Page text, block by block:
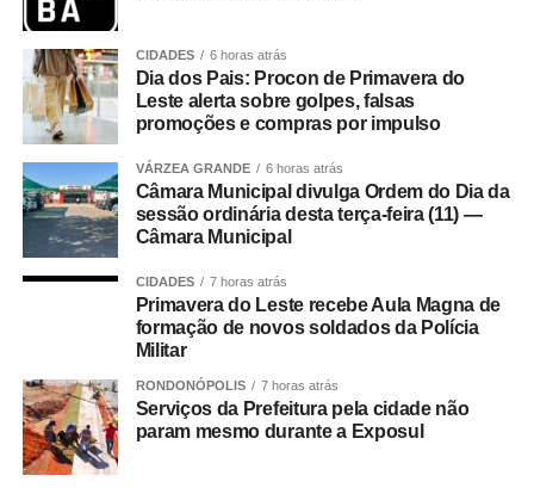
Souza (que se casou há cinco dias) e Lukas Bergmann,
ainda não liberado pelo departamento médico -o atleta se
recupera de uma lesão na coluna, ocorrida no fim de
2025. A única novidade no elenco que competiu nas
primeiras semanas do torneio é a inclusão do ponteiro
Maicon na lista de Bernardinho.
[Post Instagram]
Seleção feminina encara
Japão nas quartas
Terceira colocada na fase preliminar, a seleção brasileira
feminina de vôlei terá pela frente o Japão (6º) nas quartas
de final da Liga das Nações. O duelo está programado
CIDADES 6 horas atrás
Dia dos Pais: Procon de Primavera do
Leste alerta sobre golpes, falsas
promoções e compras por impulso
VÁRZEA GRANDE 6 horas atrás
Câmara Municipal divulga Ordem do Dia da
sessão ordinária desta terça-feira (11) —
Câmara Municipal
CIDADES 7 horas atrás
Primavera do Leste recebe Aula Magna de
formação de novos soldados da Polícia
Militar
RONDONÓPOLIS 7 horas atrás
Serviços da Prefeitura pela cidade não
param mesmo durante a Exposul